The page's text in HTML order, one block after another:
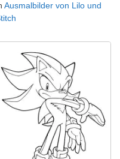
Ausmalbilder von Lilo und